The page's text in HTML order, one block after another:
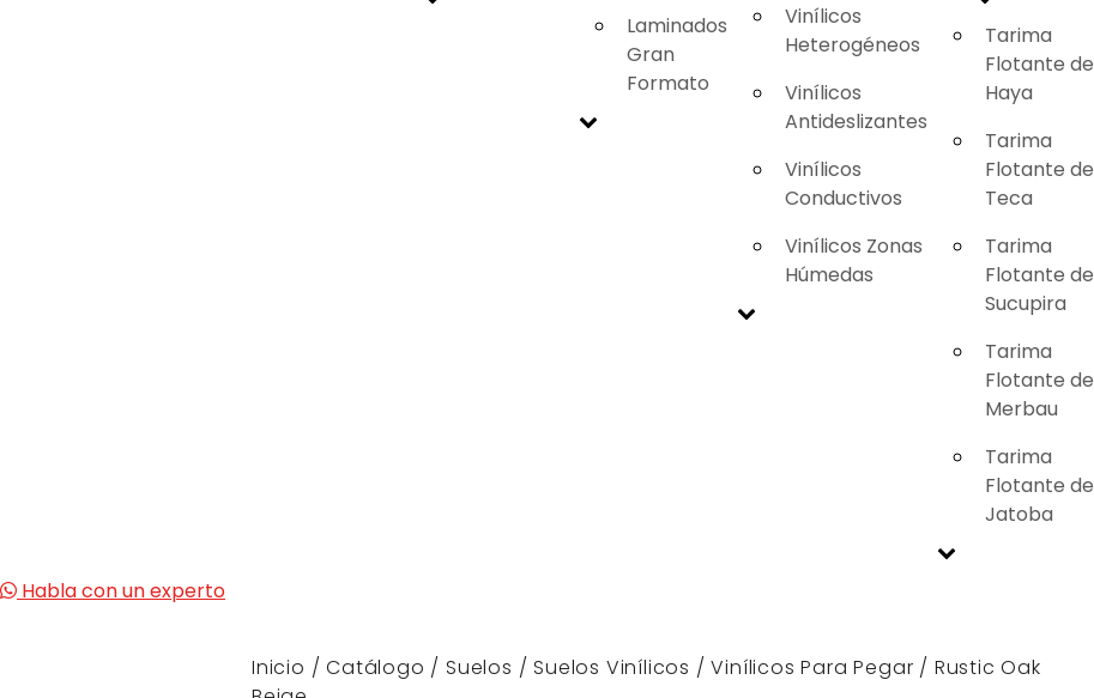
Laminados
Gran
Formato
Vinílicos
Heterogéneos
Vinílicos
Antideslizantes
Vinílicos
Conductivos
Vinílicos Zonas
Húmedas
Tarima
Flotante de
Haya
Tarima
Flotante de
Teca
Tarima
Flotante de
Sucupira
Tarima
Flotante de
Merbau
Tarima
Flotante de
Jatoba
Habla con un experto
Inicio /Catálogo / Suelos / Suelos Vinílicos /Vinílicos Para Pegar / Rustic Oak